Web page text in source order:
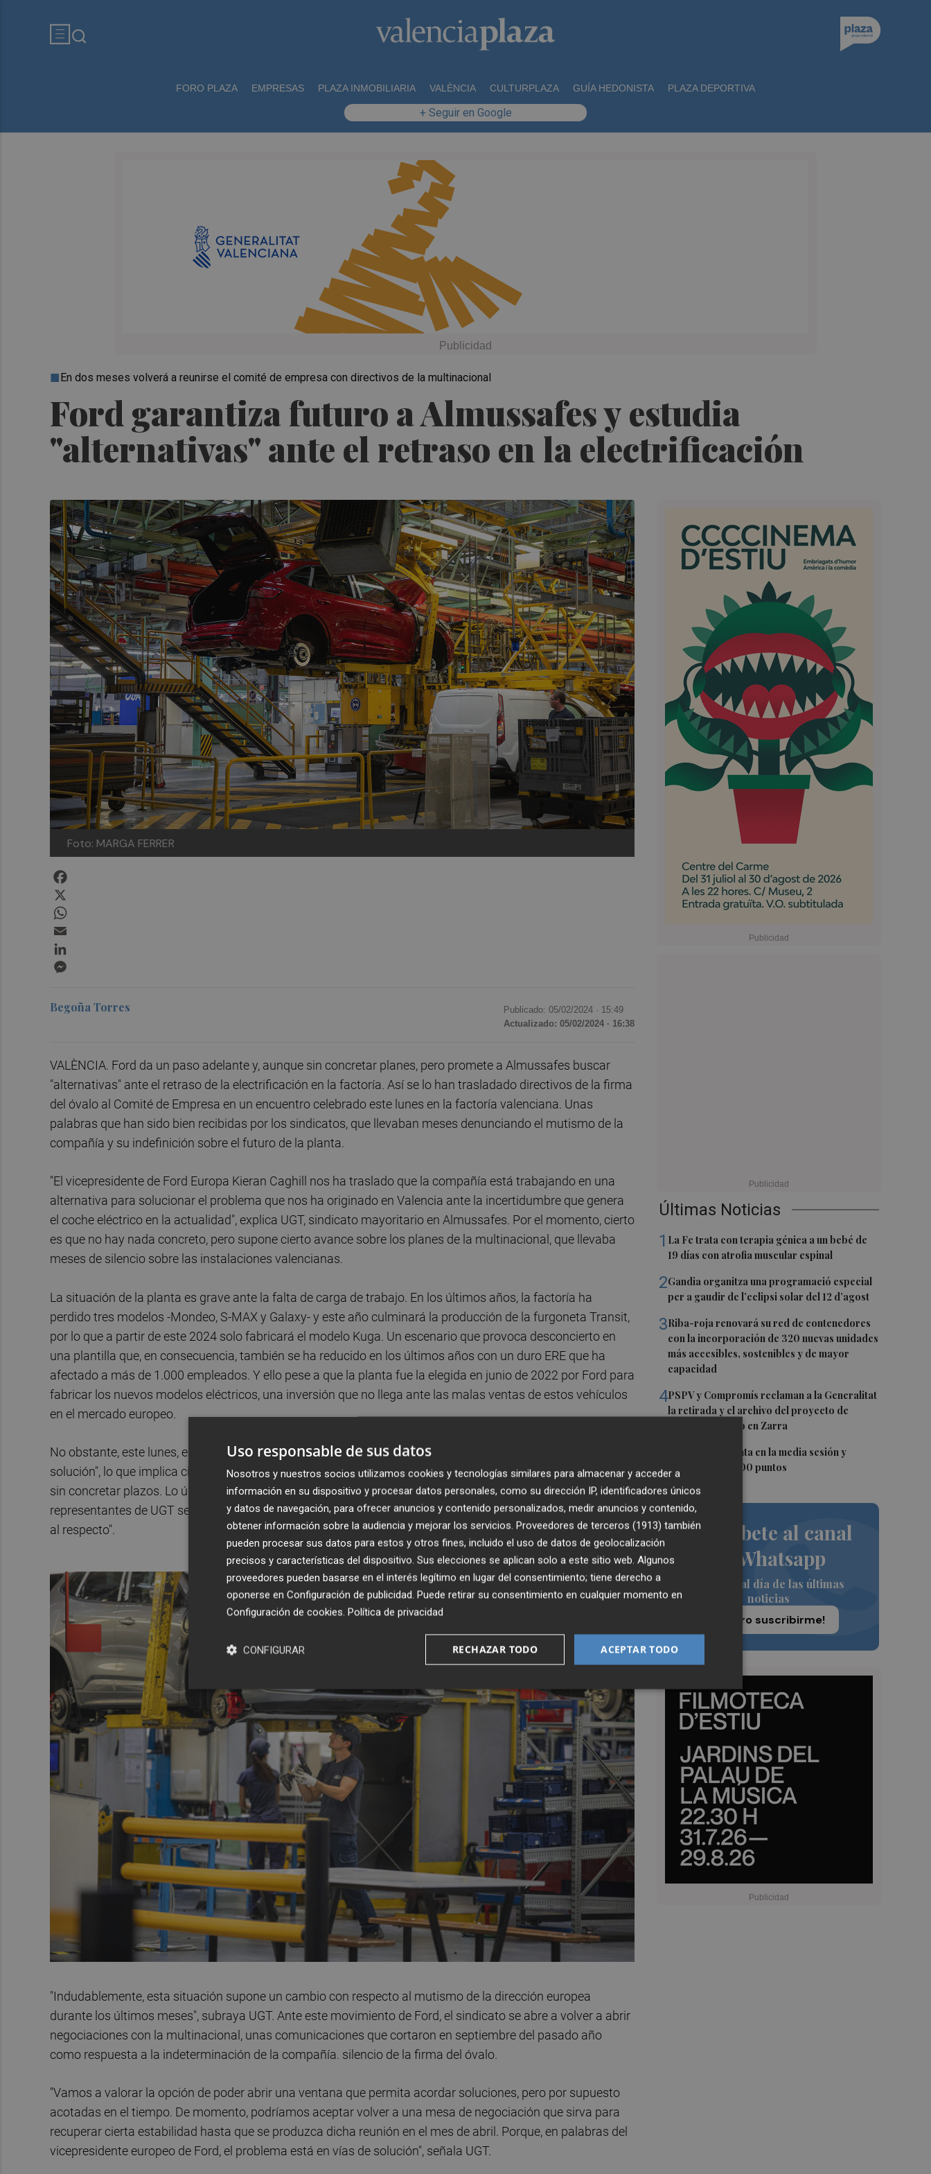
FORO PLAZA EMPRESAS PLAZA INMOBILIARIA VALÈNCIA CULTURPLAZA GUÍA HEDONISTA PLAZA DEPORTIVA
+ Seguir en Google
Ford garantiza futuro a Almussafes y estudia
"alternativas" ante el retraso en la electrificación
En dos meses volverá a reunirse el comité de empresa con directivos de la multinacional
Foto: MARGA FERRER
Últimas Noticias
1 La Fe trata con terapia génica a un bebé de
19 días con atrofia muscular espinal
2Gandia organitza una programació especial
per a gaudir de l’eclipsi solar del 12 d’agost
3Riba-roja renovará su red de contenedores
con la incorporación de 320 nuevas unidades
más accesibles, sostenibles y de mayor
capacidad
4PSPV y Compromís reclaman a la Generalitat
la retirada y el archivo del proyecto de
macrovertedero en Zarra
El Ibex 35 repunta en la media sesión y
supera los 20.200 puntos
Suscríbete al canal
de Whatsapp
Siempre al día de las últimas
noticias
¡Quiero suscribirme!
Begoña Torres Publicado: 05/02/2024 · 15:49
Actualizado: 05/02/2024 · 16:38
VALÈNCIA. Ford da un paso adelante y, aunque sin concretar planes, pero promete a Almussafes buscar
"alternativas" ante el retraso de la electrificación en la factoría. Así se lo han trasladado directivos de la firma
del óvalo al Comité de Empresa en un encuentro celebrado este lunes en la factoría valenciana. Unas
palabras que han sido bien recibidas por los sindicatos, que llevaban meses denunciando el mutismo de la
compañía y su indefinición sobre el futuro de la planta.
"El vicepresidente de Ford Europa Kieran Caghill nos ha traslado que la compañía está trabajando en una
alternativa para solucionar el problema que nos ha originado en Valencia ante la incertidumbre que genera
el coche eléctrico en la actualidad", explica UGT, sindicato mayoritario en Almussafes. Por el momento, cierto
es que no hay nada concreto, pero supone cierto avance sobre los planes de la multinacional, que llevaba
meses de silencio sobre las instalaciones valencianas.
La situación de la planta es grave ante la falta de carga de trabajo. En los últimos años, la factoría ha
perdido tres modelos -Mondeo, S-MAX y Galaxy- y este año culminará la producción de la furgoneta Transit,
por lo que a partir de este 2024 solo fabricará el modelo Kuga. Un escenario que provoca desconcierto en
una plantilla que, en consecuencia, también se ha reducido en los últimos años con un duro ERE que ha
afectado a más de 1.000 empleados. Y ello pese a que la planta fue la elegida en junio de 2022 por Ford para
fabricar los nuevos modelos eléctricos, una inversión que no llega ante las malas ventas de estos vehículos
en el mercado europeo.
No obstante, este lunes, el vicepresidente europeo de Ford garantizaba que "el problema está en vías de
solución", lo que implica cierto interés de la empresa por garantizar el porvenir de las instalaciones, aunque
sin concretar plazos. Lo único que sí han prometido los directivos ha sido que en el mes de abril los
representantes de UGT se reunirán con la dirección mundial de Ford y que en esa cita aportarán "más datos
al respecto".
"Indudablemente, esta situación supone un cambio con respecto al mutismo de la dirección europea
durante los últimos meses", subraya UGT. Ante este movimiento de Ford, el sindicato se abre a volver a abrir
negociaciones con la multinacional, unas comunicaciones que cortaron en septiembre del pasado año
como respuesta a la indeterminación de la compañía. silencio de la firma del óvalo.
"Vamos a valorar la opción de poder abrir una ventana que permita acordar soluciones, pero por supuesto
acotadas en el tiempo. De momento, podríamos aceptar volver a una mesa de negociación que sirva para
recuperar cierta estabilidad hasta que se produzca dicha reunión en el mes de abril. Porque, en palabras del
vicepresidente europeo de Ford, el problema está en vías de solución", señala UGT.
Uso responsable de sus datos
Nosotros y nuestros socios utilizamos cookies y tecnologías similares para almacenar y acceder a
información en su dispositivo y procesar datos personales, como su dirección IP, identificadores únicos
y datos de navegación, para ofrecer anuncios y contenido personalizados, medir anuncios y contenido,
obtener información sobre la audiencia y mejorar los servicios. Proveedores de terceros (1913) también
pueden procesar sus datos para estos y otros fines, incluido el uso de datos de geolocalización
precisos y características del dispositivo. Sus elecciones se aplican solo a este sitio web. Algunos
proveedores pueden basarse en el interés legítimo en lugar del consentimiento; tiene derecho a
oponerse en Configuración de publicidad. Puede retirar su consentimiento en cualquier momento en
Configuración de cookies. Política de privacidad
ACEPTAR TODO
RECHAZAR TODO
CONFIGURAR